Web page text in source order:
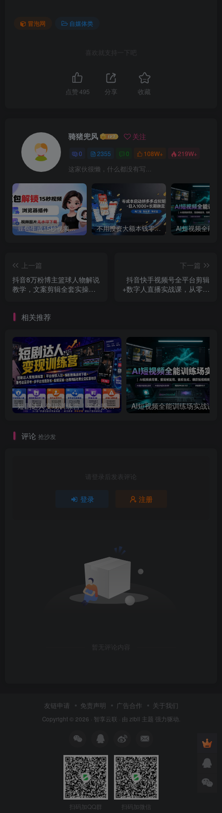
冒泡网 自媒体类
喜欢就支持一下吧
点赞495 分享 收藏
骑猪兜风 关注
0 2355 0 108W+ 219W+
这家伙很懒，什么都没有写...
豆包生成15秒视频——浏览器插件：豆包/Dola 视频图片无水印下载 + 解锁15秒视频生成 不用投资大额本钱零成本启动，做拼多多虚拟矩阵，长期稳定！轻松维持日入 1000
上一篇
抖音8万粉博主篮球人物解说
教学，文案剪辑全套实操，
下一篇
抖音快手视频号全平台剪辑
+数字人直播实战课，从零到
相关推荐
短剧达人变现训练营｜平台授权入驻+爆款剧集选材下载+账号运营养号+多平台挂载发布+剪辑实操+违规问题处理全流程落地课
评论 抢沙发
请登录后发表评论
登录 注册
暂无评论内容
友链申请 免责声明 广告合作 关于我们
Copyright © 2026 · 智享云联 · 由 zibll 主题 强力驱动.
扫码加QQ群 扫码加微信